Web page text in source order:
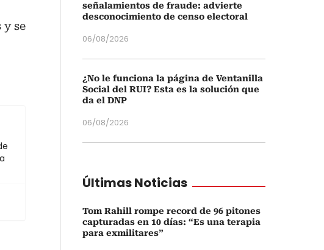
y se
señalamientos de fraude: advierte
desconocimiento de censo electoral
06/08/2026
¿No le funciona la página de Ventanilla
Social del RUI? Esta es la solución que
da el DNP
06/08/2026
Últimas Noticias
Tom Rahill rompe record de 96 pitones
capturadas en 10 días: “Es una terapia
para exmilitares”